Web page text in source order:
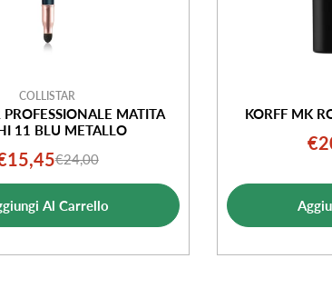
COLLISTAR
PROFESSIONALE MATITA
11 BLU METALLO
Prezzo
di
vendita
Prezzo
normale
€24,00
Al Carrello
KORFF MK